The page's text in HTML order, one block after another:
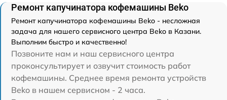
Ремонт капучинатора кофемашины Beko
Ремонт капучинатора кофемашины Beko - несложная
задача для нашего сервисного центра Beko в Казани.
Выполним быстро и качественно!
Позвоните нам и наш сервисного центра
проконсультирует и озвучит стоимость работ
кофемашины. Среднее время ремонта устройств
Beko в нашем сервисном - 2 часа.